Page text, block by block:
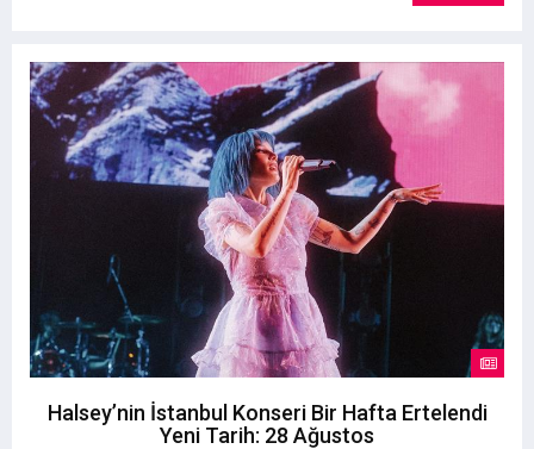
Halsey’nin İstanbul Konseri Bir Hafta Ertelendi
Yeni Tarih: 28 Ağustos